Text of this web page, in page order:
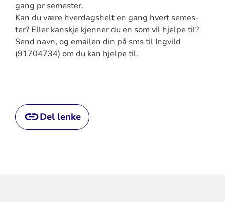
gang pr semester.
Kan du være hverdagshelt en gang hvert semes-
ter? Eller kanskje kjenner du en som vil hjelpe til?
Send navn, og emailen din på sms til Ingvild
(91704734) om du kan hjelpe til.
Del lenke